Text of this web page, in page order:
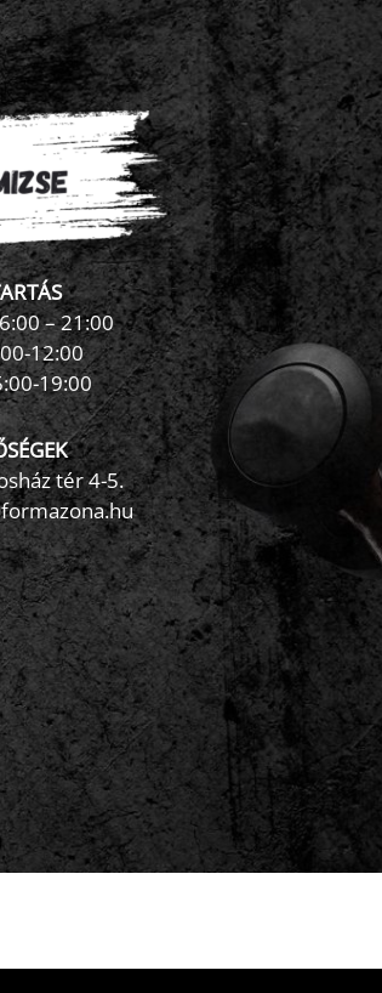
– 21:00
12:00
19:00
tér 4-5.
chatbot ×